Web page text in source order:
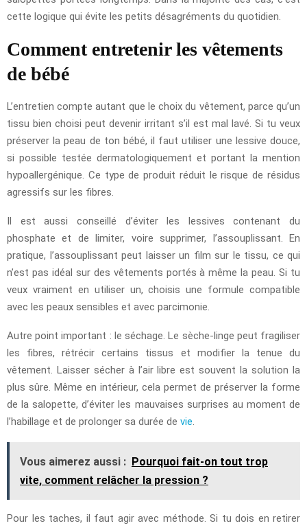
cette logique qui évite les petits désagréments du quotidien.
Comment entretenir les vêtements
de bébé
L’entretien compte autant que le choix du vêtement, parce qu’un
tissu bien choisi peut devenir irritant s’il est mal lavé. Si tu veux
préserver la peau de ton bébé, il faut utiliser une lessive douce,
si possible testée dermatologiquement et portant la mention
hypoallergénique. Ce type de produit réduit le risque de résidus
agressifs sur les fibres.
Il est aussi conseillé d’éviter les lessives contenant du
phosphate et de limiter, voire supprimer, l’assouplissant. En
pratique, l’assouplissant peut laisser un film sur le tissu, ce qui
n’est pas idéal sur des vêtements portés à même la peau. Si tu
veux vraiment en utiliser un, choisis une formule compatible
avec les peaux sensibles et avec parcimonie.
Autre point important : le séchage. Le sèche-linge peut fragiliser
les fibres, rétrécir certains tissus et modifier la tenue du
vêtement. Laisser sécher à l’air libre est souvent la solution la
plus sûre. Même en intérieur, cela permet de préserver la forme
de la salopette, d’éviter les mauvaises surprises au moment de
l’habillage et de prolonger sa durée de vie
Vous aimerez aussi : Pourquoi fait-on tout trop
vite, comment relâcher la pression ?
Pour les taches, il faut agir avec méthode. Si tu dois en retirer